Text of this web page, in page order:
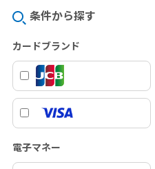
条件から探す
カードブランド
電子マネー